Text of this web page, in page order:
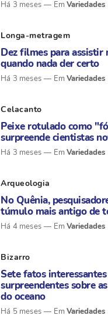
Há 3 meses Variedades
Longa-metragem
Dez filmes para
quando nada der certo
Há 3 meses Variedades
Celacanto
Peixe rotulado como
surpreende cientistas
Há 3 meses Variedades
Arqueologia
No Quênia,
túmulo mais antigo de
Há 4 meses Variedades
Bizarro
Sete fatos interessantes
surpreendentes sobre
do oceano
Há 5 meses Variedades